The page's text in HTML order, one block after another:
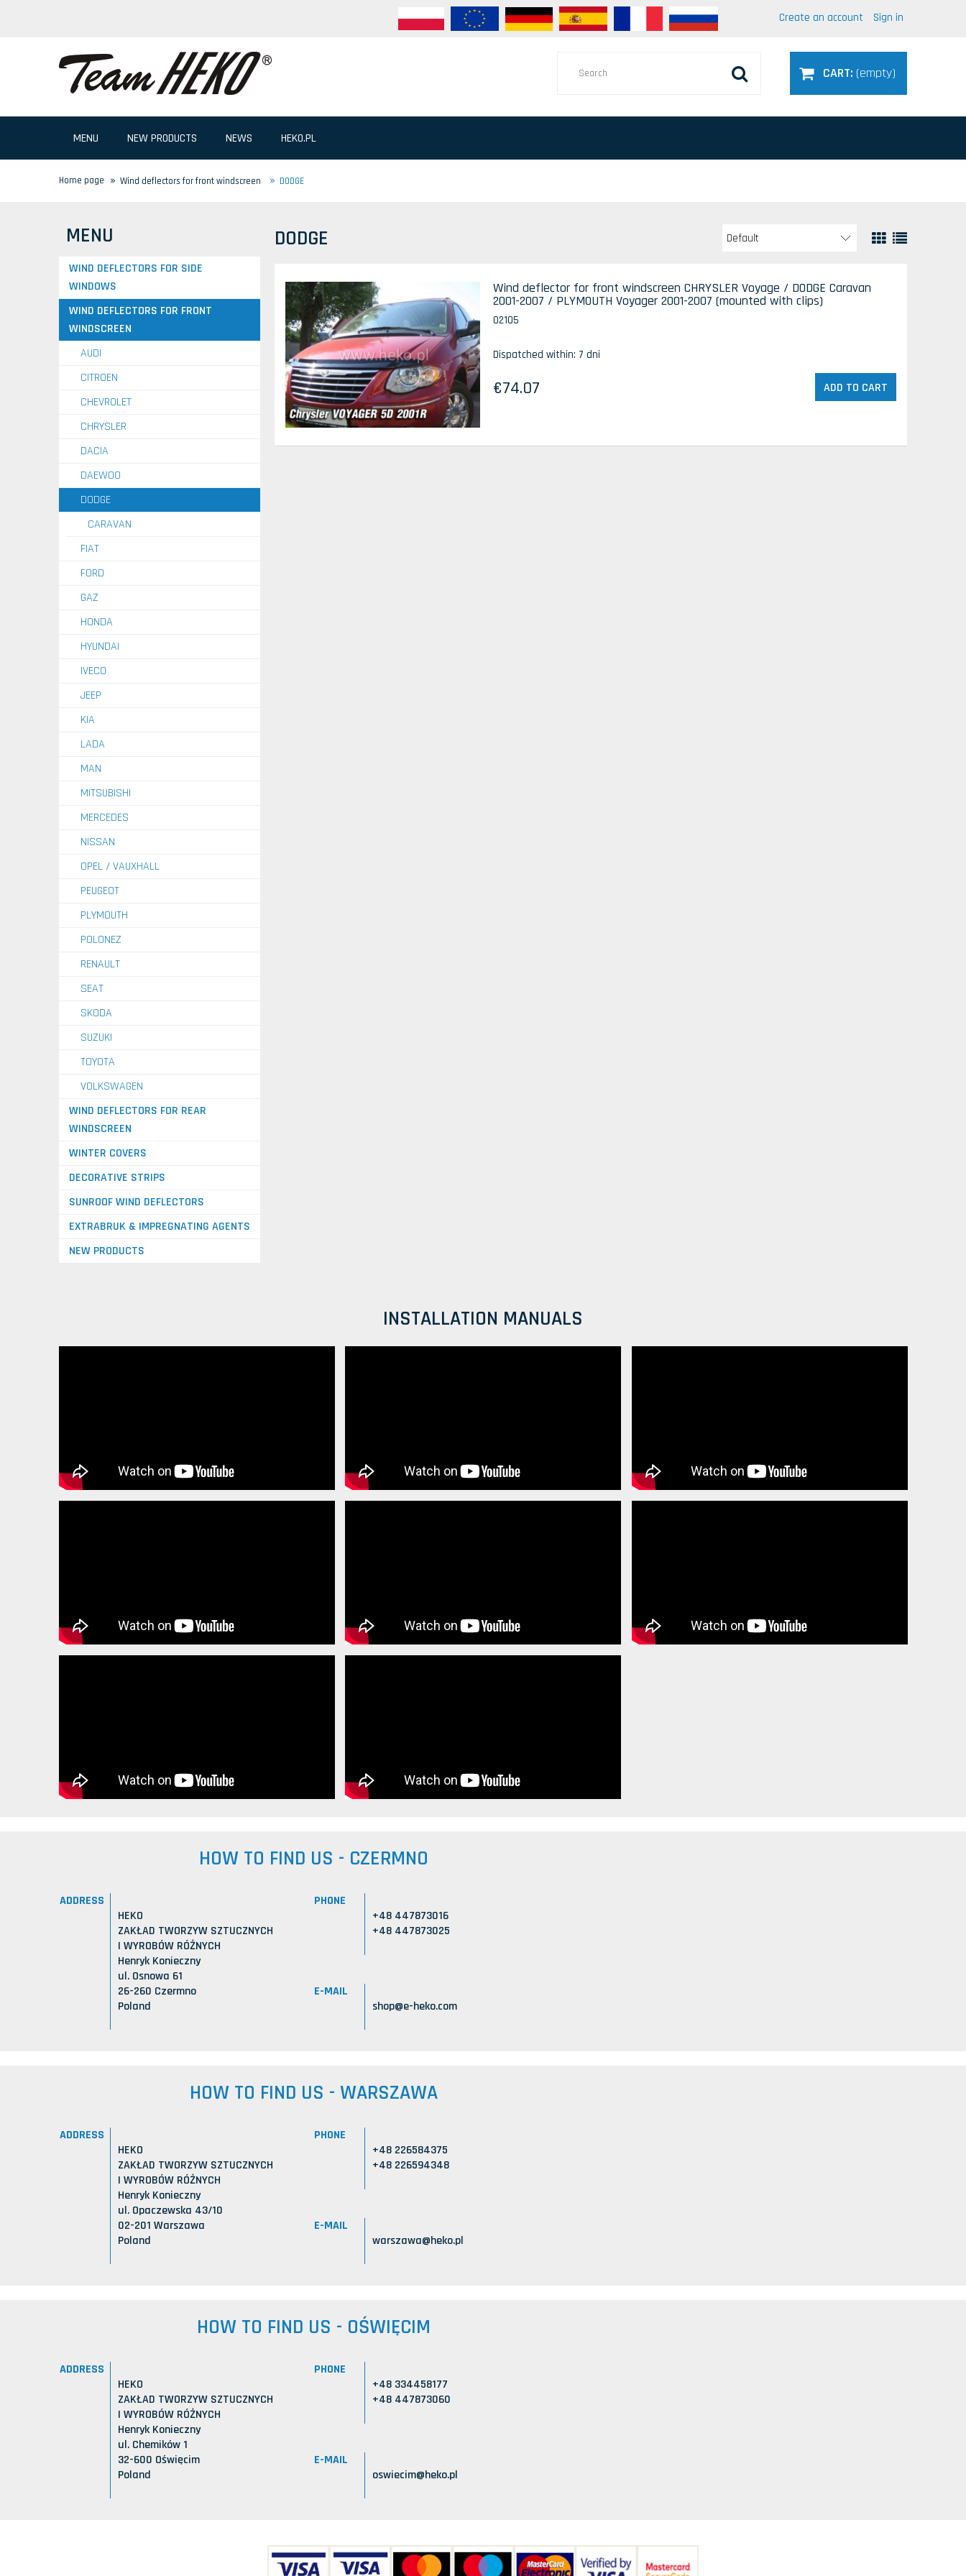
Create an account Sign in
CART: (empty)
MENU NEW PRODUCTS NEWS HEKO.PL
Home page » Wind deflectors for front windscreen » DODGE
MENU
WIND DEFLECTORS FOR SIDE
WINDOWS
WIND DEFLECTORS FOR FRONT
WINDSCREEN
AUDI
CITROEN
CHEVROLET
CHRYSLER
DACIA
DAEWOO
DODGE
CARAVAN
FIAT
FORD
GAZ
HONDA
HYUNDAI
IVECO
JEEP
KIA
LADA
MAN
MITSUBISHI
MERCEDES
NISSAN
OPEL / VAUXHALL
PEUGEOT
PLYMOUTH
POLONEZ
RENAULT
SEAT
SKODA
SUZUKI
TOYOTA
VOLKSWAGEN
WIND DEFLECTORS FOR REAR
WINDSCREEN
WINTER COVERS
DECORATIVE STRIPS
SUNROOF WIND DEFLECTORS
EXTRABRUK & IMPREGNATING AGENTS
NEW PRODUCTS
DODGE
Wind deflector for front windscreen CHRYSLER Voyage / DODGE Caravan
2001-2007 / PLYMOUTH Voyager 2001-2007 (mounted with clips)
02105
Dispatched within: 7 dni
€74.07 ADD TO CART
INSTALLATION MANUALS
HOW TO FIND US - CZERMNO
ADDRESS
HEKO
ZAKŁAD TWORZYW SZTUCZNYCH
I WYROBÓW RÓŻNYCH
Henryk Konieczny
ul. Osnowa 61
26-260 Czermno
Poland
PHONE
+48 447873016
+48 447873025
E-MAIL
shop@e-heko.com
HOW TO FIND US - WARSZAWA
ADDRESS
HEKO
ZAKŁAD TWORZYW SZTUCZNYCH
I WYROBÓW RÓŻNYCH
Henryk Konieczny
ul. Opaczewska 43/10
02-201 Warszawa
Poland
PHONE
+48 226584375
+48 226594348
E-MAIL
warszawa@heko.pl
HOW TO FIND US - OŚWIĘCIM
ADDRESS
HEKO
ZAKŁAD TWORZYW SZTUCZNYCH
I WYROBÓW RÓŻNYCH
Henryk Konieczny
ul. Chemików 1
32-600 Oświęcim
Poland
PHONE
+48 334458177
+48 447873060
E-MAIL
oswiecim@heko.pl